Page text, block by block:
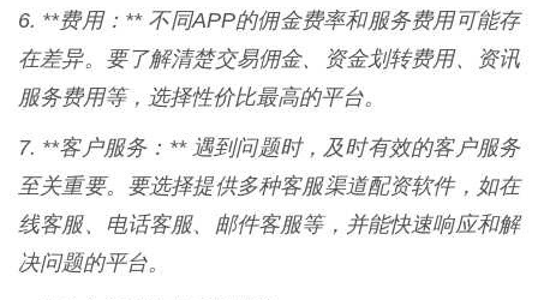
6. **费用：** 不同APP的佣金费率和服务费用可能存
在差异。要了解清楚交易佣金、资金划转费用、资讯
服务费用等，选择性价比最高的平台。
7. **客户服务：** 遇到问题时，及时有效的客户服务
至关重要。要选择提供多种客服渠道配资软件，如在
线客服、电话客服、邮件客服等，并能快速响应和解
决问题的平台。